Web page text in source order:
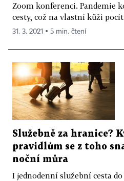
Zoom konferenci. Pandemie
cesty, což na vlastní kůži
31. 3. 2021 ▪ 5 min. čtení
Služebně za hranice?
pravidlům se z toho
noční můra
I jednodenní služební cesta